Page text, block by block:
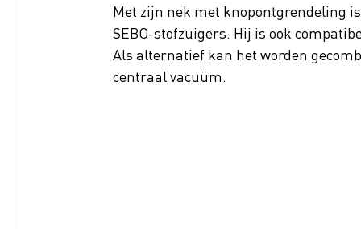
Met zijn nek met knopontgrendeling
SEBO-stofzuigers. Hij is ook
Als alternatief kan het worden
centraal vacuüm.